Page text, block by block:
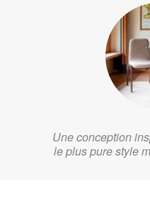
Une conception
le plus pure style